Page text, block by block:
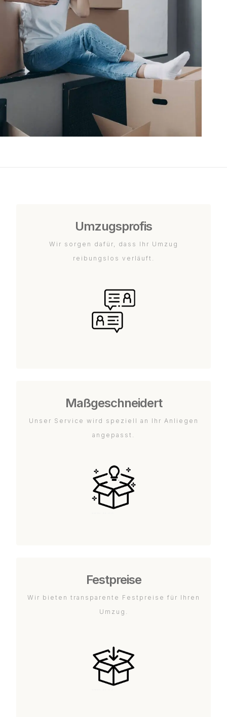
Umzugsprofis
Wir sorgen dafür, dass Ihr Umzug
reibungslos verläuft.
Maßgeschneidert
Unser Service wird speziell an Ihr Anliegen
angepasst.
Festpreise
Wir bieten transparente Festpreise für Ihren
Umzug.